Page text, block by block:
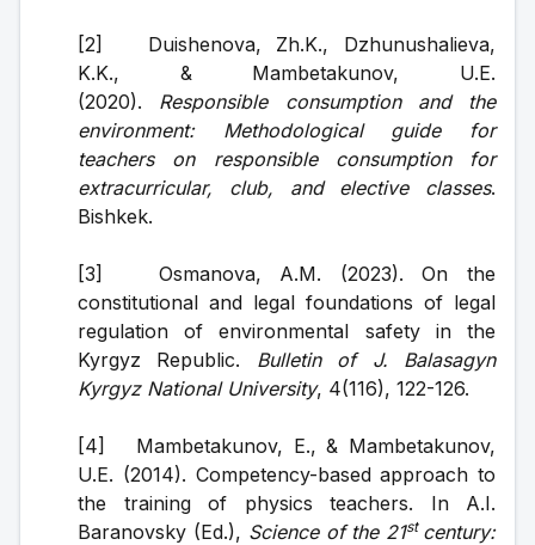
[2]   Duishenova, Zh.K., Dzhunushalieva,
K.K., & Mambetakunov, U.E.
(2020). Responsible consumption and the
environment: Methodological guide for
teachers on responsible consumption for
extracurricular, club, and elective classes.
Bishkek.
[3]   Osmanova, A.M. (2023). On the
constitutional and legal foundations of legal
regulation of environmental safety in the
Kyrgyz Republic. Bulletin of J. Balasagyn
Kyrgyz National University, 4(116), 122-126.
[4]   Mambetakunov, E., & Mambetakunov,
U.E. (2014). Competency-based approach to
the training of physics teachers. In A.I.
Baranovsky (Ed.), Science of the 21st century: